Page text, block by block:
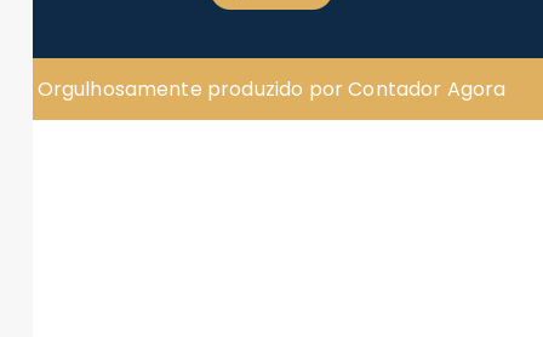
Orgulhosamente produzido por Contador Agora